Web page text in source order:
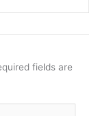
fields are